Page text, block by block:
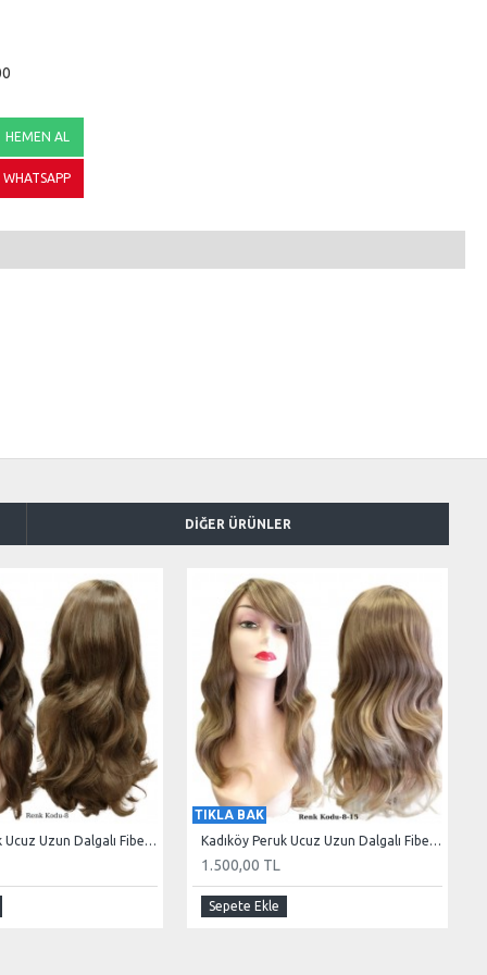
HEMEN AL
WHATSAPP
DIĞER ÜRÜNLER
Kadıköy Peruk Ucuz Uzun Dalgalı Fiber Sentetik Peruk Koyu Kumral
TIKLA BAK
Kadıköy Peruk Ucuz Uzun Dalgalı Fiber Sentetik Peruk Açık Küllü Kumral Hafif Ombre
1.500,00 TL
Sepete Ekle